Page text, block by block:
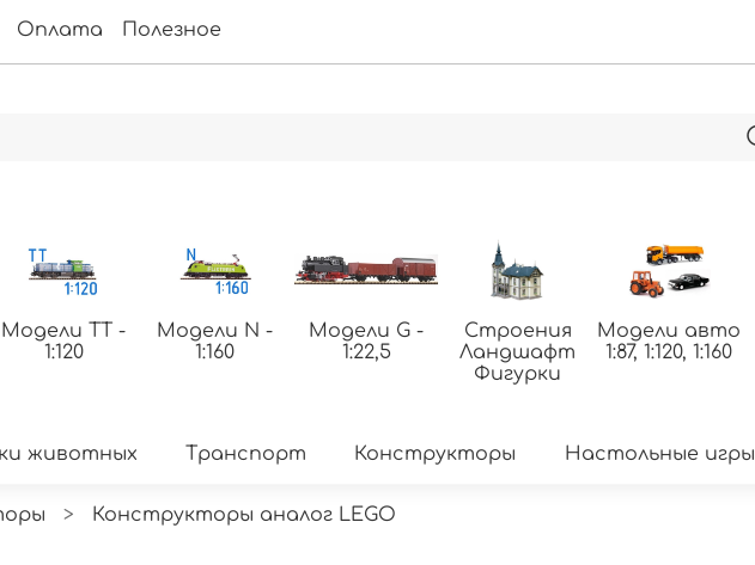
Оплата Полезное
Модели ТТ -
1:120
Модели N -
1:160
Модели G -
1:22,5
Строения
Ландшафт
Фигурки
Модели авто
1:87, 1:120, 1:160
животных Транспорт Конструкторы Настольные игры
Конструкторы аналог LEGO